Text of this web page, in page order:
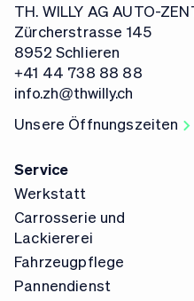
TH. WILLY AG AUTO-
Zürcherstrasse 145
8952 Schlieren
+41 44 738 88 88
info.zh@thwilly.ch
Unsere Öffnungszeiten
Service
Werkstatt
Carrosserie und
Lackiererei
Fahrzeugpflege
Pannendienst